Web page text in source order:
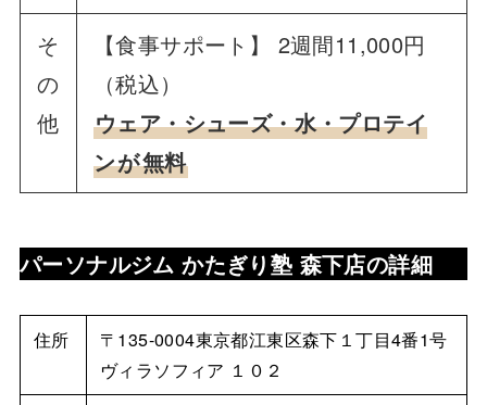
そ
の
他
【食事サポート】 2週間11,000円
（税込）
ウェア・シューズ・水・プロテイ
ンが無料
パーソナルジム かたぎり塾 森下店の詳細
住所
〒135-0004東京都江東区森下１丁目4番1号
ヴィラソフィア １０２